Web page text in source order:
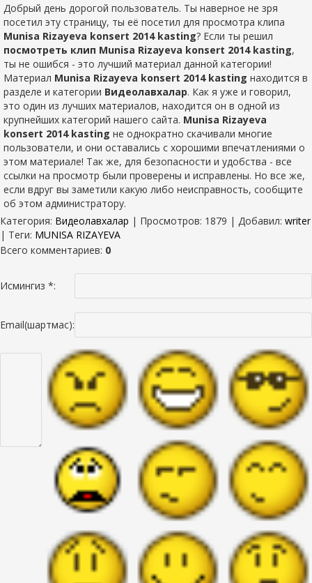
Добрый день дорогой пользователь. Ты наверное не зря
посетил эту страницу, ты её посетил для просмотра клипа
Munisa Rizayeva konsert 2014 kasting? Если ты решил
посмотреть клип Munisa Rizayeva konsert 2014 kasting,
ты не ошибся - это лучший материал данной категории!
Материал Munisa Rizayeva konsert 2014 kasting находится в
разделе и категории Видеолавхалар. Как я уже и говорил,
это один из лучших материалов, находится он в одной из
крупнейших категорий нашего сайта. Munisa Rizayeva
konsert 2014 kasting не однократно скачивали многие
пользователи, и они оставались с хорошими впечатлениями о
этом материале! Так же, для безопасности и удобства - все
ссылки на просмотр были проверены и исправлены. Но все же,
если вдруг вы заметили какую либо неисправность, сообщите
об этом администратору.
Категория: Видеолавхалар | Просмотров: 1879 | Добавил: writer
| Теги: MUNISA RIZAYEVA
Всего комментариев: 0
Исмингиз *:
Email(шартмас):